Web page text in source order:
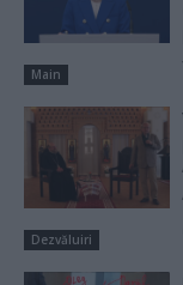
Main
Dezvăluiri